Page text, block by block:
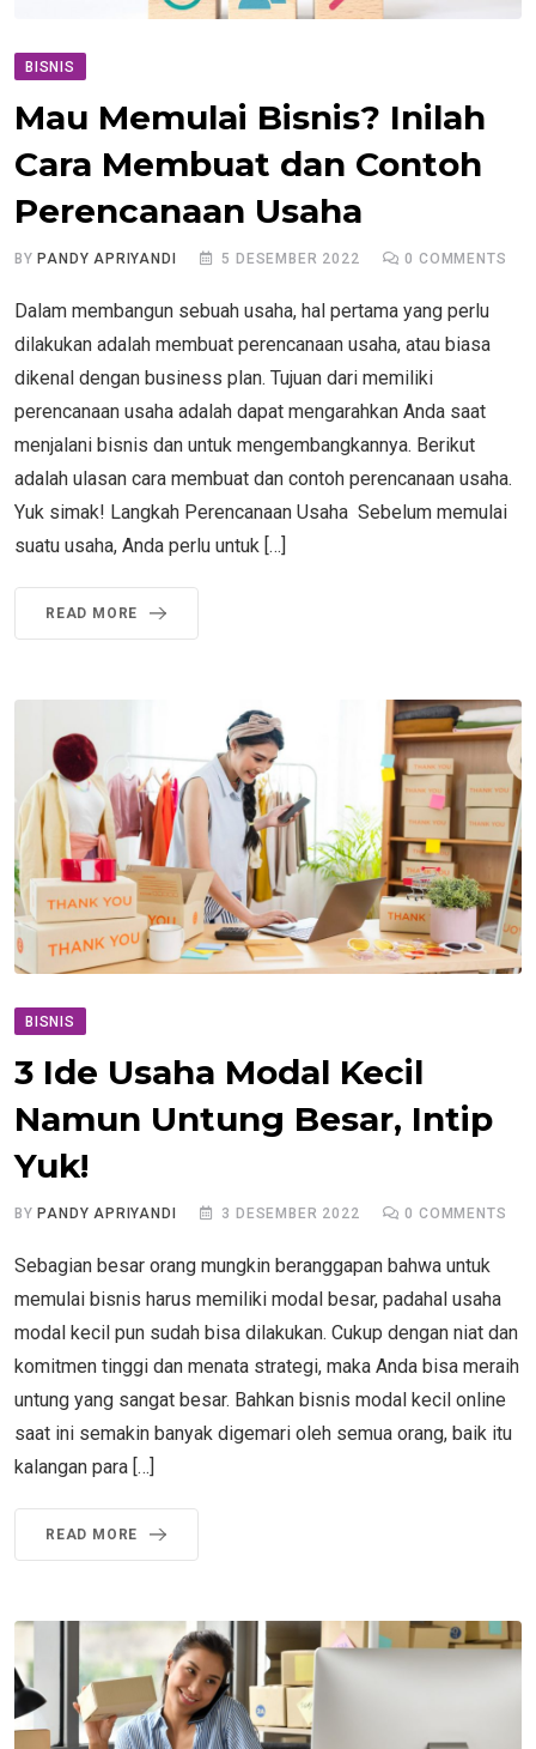
BISNIS
Mau Memulai Bisnis? Inilah
Cara Membuat dan Contoh
Perencanaan Usaha
BYPANDY APRIYANDI 5 DESEMBER 2022 0 COMMENTS
Dalam membangun sebuah usaha, hal pertama yang perlu
dilakukan adalah membuat perencanaan usaha, atau biasa
dikenal dengan business plan. Tujuan dari memiliki
perencanaan usaha adalah dapat mengarahkan Anda saat
menjalani bisnis dan untuk mengembangkannya. Berikut
adalah ulasan cara membuat dan contoh perencanaan usaha.
Yuk simak! Langkah Perencanaan Usaha Sebelum memulai
suatu usaha, Anda perlu untuk […]
READ MORE
BISNIS
3 Ide Usaha Modal Kecil
Namun Untung Besar, Intip
Yuk!
BY PANDY APRIYANDI 3 DESEMBER 2022 0 COMMENTS
Sebagian besar orang mungkin beranggapan bahwa untuk
memulai bisnis harus memiliki modal besar, padahal usaha
modal kecil pun sudah bisa dilakukan. Cukup dengan niat dan
komitmen tinggi dan menata strategi, maka Anda bisa meraih
untung yang sangat besar. Bahkan bisnis modal kecil online
saat ini semakin banyak digemari oleh semua orang, baik itu
kalangan para […]
READ MORE